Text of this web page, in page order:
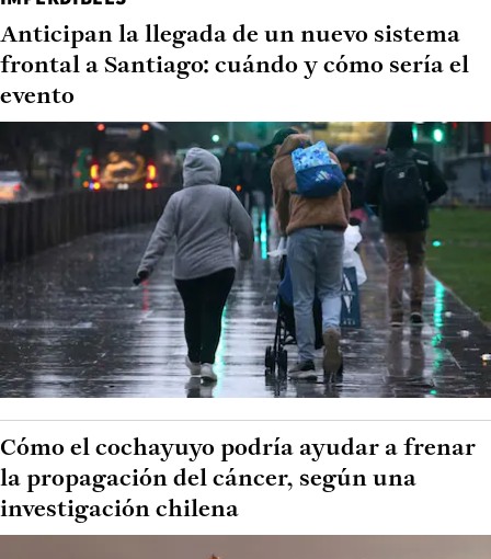
Anticipan la llegada de un nuevo sistema
frontal a Santiago: cuándo y cómo sería el
evento
Cómo el cochayuyo podría ayudar a frenar
la propagación del cáncer, según una
investigación chilena